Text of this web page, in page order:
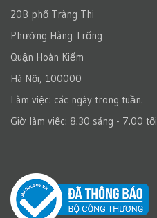
20B phố Tràng Thi
Phường Hàng Trống
Quận Hoàn Kiếm
Hà Nội, 100000
Làm việc: các ngày trong tuần.
Giờ làm việc: 8.30 sáng - 7.00 tối